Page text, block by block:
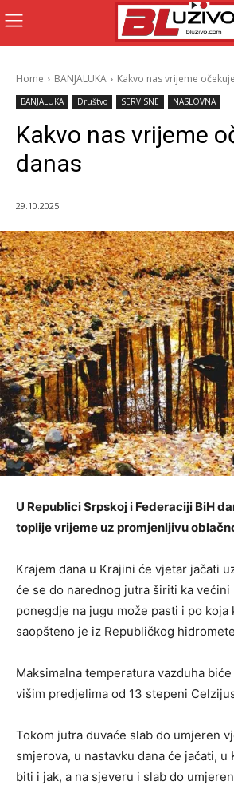
Home BANJALUKA Kakvo nas vrijeme
BANJALUKA Društvo SERVISNE NASLOVNA
Kakvo nas vrijeme
danas
29.10.2025.
U Republici Srpskoj i Federaciji BiH
toplije vrijeme uz promjenljivu
Krajem dana u Krajini će vjetar jačati
će se do narednog jutra širiti ka većini
ponegdje na jugu može pasti i po koja
saopšteno je iz Republičkog
Maksimalna temperatura vazduha biće
višim predjelima od 13 stepeni
Tokom jutra duvaće slab do umjeren
smjerova, u nastavku dana će jačati, u
biti i jak, a na sjeveru i slab do